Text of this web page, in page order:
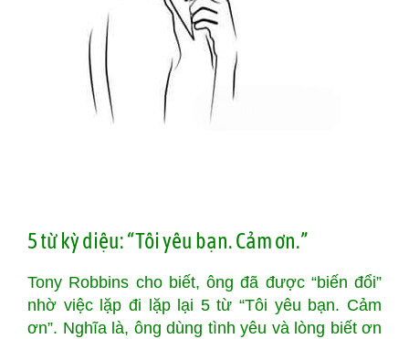
5 từ kỳ diệu: “Tôi yêu bạn. Cảm ơn.”
Tony Robbins cho biết, ông đã được “biến đổi”
nhờ việc lặp đi lặp lại 5 từ “Tôi yêu bạn. Cảm
ơn”. Nghĩa là, ông dùng tình yêu và lòng biết ơn